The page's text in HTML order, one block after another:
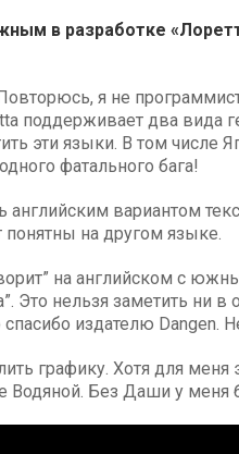
в разработке
я не
поддерживает два вида
эти языки. В том числе
фатального бага!
английским вариантом
понятны на другом языке.
на английском с
Это нельзя заметить ни
спасибо издателю Dangen.
графику. Хотя для
Без Даши у меня